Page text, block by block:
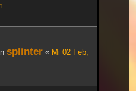
splinter « Mi 02 Feb,